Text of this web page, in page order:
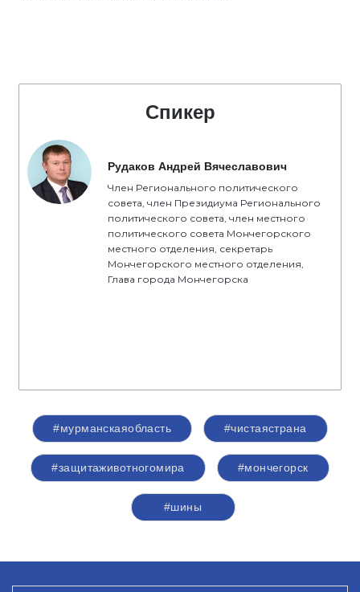
Спикер
Рудаков Андрей Вячеславович
Член Регионального политического
совета, член Президиума Регионального
политического совета, член местного
политического совета Мончегорского
местного отделения, секретарь
Мончегорского местного отделения,
Глава города Мончегорска
#мурманскаяобласть #чистаястрана
#защитаживотногомира #мончегорск
#шины